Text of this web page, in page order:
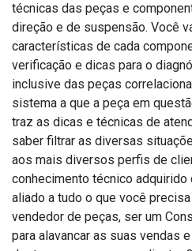
técnicas das peças e
direção e de suspensão. Você
características de cada
verificação e dicas para o
inclusive das peças
sistema a que a peça em
traz as dicas e técnicas de
saber filtrar as diversas
aos mais diversos perfis de
conhecimento técnico
aliado a tudo o que você
vendedor de peças, ser um
para alavancar as suas vendas